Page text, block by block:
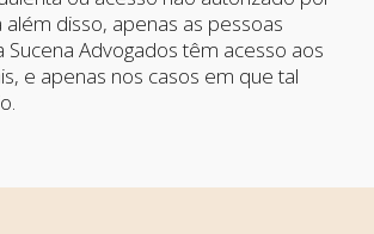
além disso, apenas as pessoas
Sucena Advogados têm acesso aos
e apenas nos casos em que tal